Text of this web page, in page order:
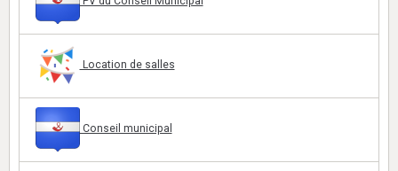
Location de salles
Conseil municipal